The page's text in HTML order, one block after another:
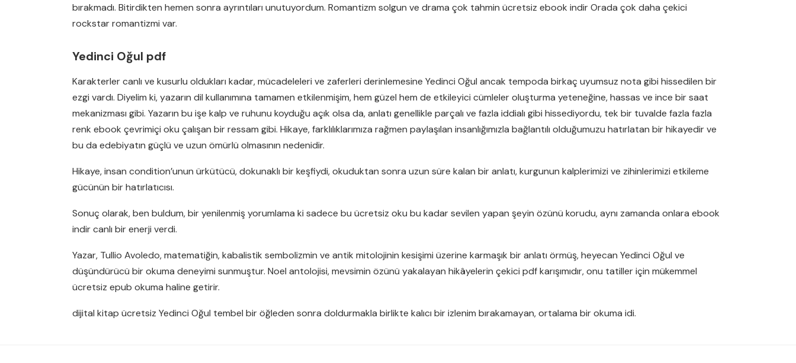
bırakmadı. Bitirdikten hemen sonra ayrıntıları unutuyordum. Romantizm solgun ve drama çok tahmin ücretsiz ebook indir Orada çok daha çekici
rockstar romantizmi var.
Yedinci Oğul pdf
Karakterler canlı ve kusurlu oldukları kadar, mücadeleleri ve zaferleri derinlemesine Yedinci Oğul ancak tempoda birkaç uyumsuz nota gibi hissedilen bir
ezgi vardı. Diyelim ki, yazarın dil kullanımına tamamen etkilenmişim, hem güzel hem de etkileyici cümleler oluşturma yeteneğine, hassas ve ince bir saat
mekanizması gibi. Yazarın bu işe kalp ve ruhunu koyduğu açık olsa da, anlatı genellikle parçalı ve fazla iddialı gibi hissediyordu, tek bir tuvalde fazla fazla
renk ebook çevrimiçi oku çalışan bir ressam gibi. Hikaye, farklılıklarımıza rağmen paylaşılan insanlığımızla bağlantılı olduğumuzu hatırlatan bir hikayedir ve
bu da edebiyatın güçlü ve uzun ömürlü olmasının nedenidir.
Hikaye, insan condition’unun ürkütücü, dokunaklı bir keşfiydi, okuduktan sonra uzun süre kalan bir anlatı, kurgunun kalplerimizi ve zihinlerimizi etkileme
gücünün bir hatırlatıcısı.
Sonuç olarak, ben buldum, bir yenilenmiş yorumlama ki sadece bu ücretsiz oku bu kadar sevilen yapan şeyin özünü korudu, aynı zamanda onlara ebook
indir canlı bir enerji verdi.
Yazar, Tullio Avoledo, matematiğin, kabalistik sembolizmin ve antik mitolojinin kesişimi üzerine karmaşık bir anlatı örmüş, heyecan Yedinci Oğul ve
düşündürücü bir okuma deneyimi sunmuştur. Noel antolojisi, mevsimin özünü yakalayan hikâyelerin çekici pdf karışımıdır, onu tatiller için mükemmel
ücretsiz epub okuma haline getirir.
dijital kitap ücretsiz Yedinci Oğul tembel bir öğleden sonra doldurmakla birlikte kalıcı bir izlenim bırakamayan, ortalama bir okuma idi.